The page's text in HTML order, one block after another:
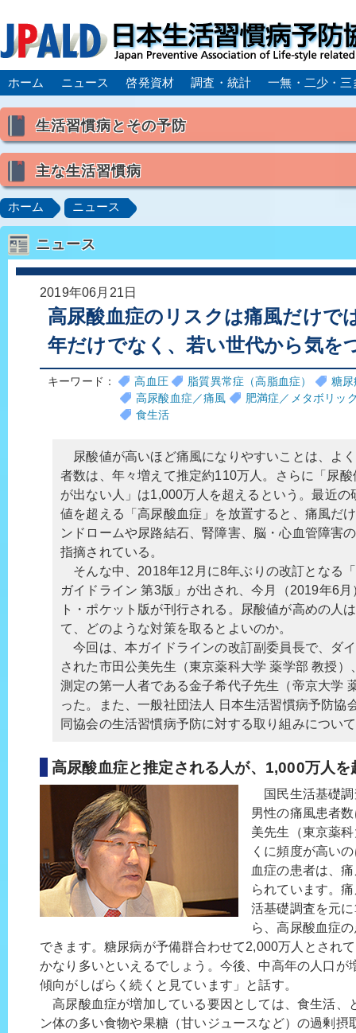
ホーム ニュース 啓発資材 調査・統計 一無・二少・三
生活習慣病とその予防
喫煙
食生活
主な生活習慣病
高血圧 脂質異常症（高脂血症）
肥満症／メタボリックシンドローム
動脈硬化
心
脂肪肝／NAFLD／NASH
ロコモティブシンドローム／サルコペニア／フレイル
ホーム ニュース
ニュース
2019年06月21日
高尿酸血症のリスクは痛風だけで
年だけでなく、若い世代から気を
キーワード： 高血圧 脂質異常症（高脂血症）
糖尿
高尿酸血症／痛風
肥満症／メタボリッ
食生活
尿酸値が高いほど痛風になりやすいことは、よ
者数は、年々増えて推定約110万人。さらに「尿
が出ない人」は1,000万人を超えるという。最近
値を超える「高尿酸血症」を放置すると、痛風だ
ンドロームや尿路結石、腎障害、脳・心血管障害
指摘されている。
そんな中、2018年12月に8年ぶりの改訂となる
ガイドライン 第3版」が出され、今月（2019年6
ト・ポケット版が刊行される。尿酸値が高めの人
て、どのような対策を取るとよいのか。
今回は、本ガイドラインの改訂副委員長で、ダ
された市田公美先生（東京薬科大学 薬学部 教授
測定の第一人者である金子希代子先生（帝京大学
った。また、一般社団法人 日本生活習慣病予防協
同協会の生活習慣病予防に対する取り組みについ
高尿酸血症と推定される人が、1,000万人を
国民生活基礎調
男性の痛風患者
美先生（東京薬
くに頻度が高い
血症の患者は、
られています。
活基礎調査を元
ら、高尿酸血症
できます。糖尿病が予備群合わせて2,000万人とされ
かなり多いといえるでしょう。今後、中高年の人口が
傾向がしばらく続くと見ています」と話す。
高尿酸血症が増加している要因としては、食生活、
ン体の多い食物や果糖（甘いジュースなど）の過剰摂